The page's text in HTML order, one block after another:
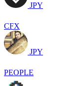
JPY
CFX
JPY
PEOPLE